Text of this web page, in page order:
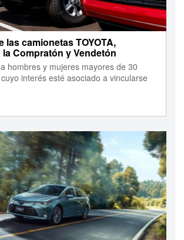
las camionetas TOYOTA,
Compratón y Vendetón
hombres y mujeres mayores de 30
interés esté asociado a vincularse